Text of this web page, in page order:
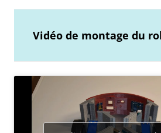
Vidéo de montage du